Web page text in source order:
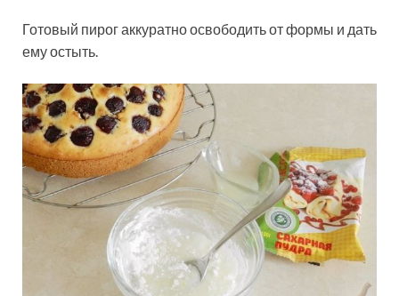
Готовый пирог аккуратно освободить от формы и дать
ему остыть.